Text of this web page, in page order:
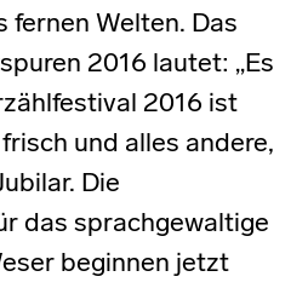
fernen Welten. Das
2016 lautet: „Es
2016 ist
und alles andere,
Die
das sprachgewaltige
beginnen jetzt